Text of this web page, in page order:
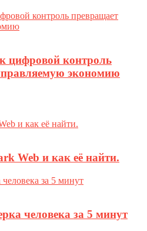
цифровой контроль
экономию
Web и как её найти.
человека за 5 минут